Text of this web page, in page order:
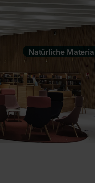
Natürliche